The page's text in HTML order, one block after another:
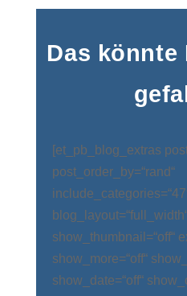
Das könnte
[et_pb_blog_extras
post_order_by=“rand“
show_thumbnail=“off“
show_more=“off“
show_date=“off“